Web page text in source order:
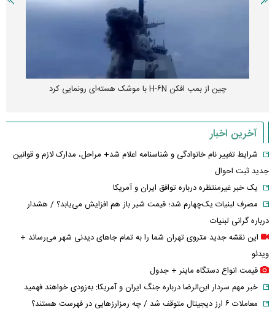
چین از بمب افکن H-۶N با موشک هسته‌ای رونمایی کرد
آخرین اخبار
شرایط تغییر نام خانوادگی و شناسنامه اعلام شد+ مراحل، مدارک لازم و قوانین
جدید ثبت احوال
یک خبر غیرمنتظره درباره توافق ایران و آمریکا
مصرف لبنیات یک‌چهارم شد؛ قیمت شیر باز هم افزایش می‌یابد؟ / هشدار
درباره گرانی لبنیات
این نقشه جدید متروی تهران شما را به تمام جاهای دیدنی شهر می‌رساند +
ویدئو
قیمت انواع دستگاه ماینر + جدول
خبر مهم سردار ابن‌الرضا درباره جنگ ایران و آمریکا: به‌زودی خواهند فهمید
معاملات ۶ ارز دیجیتال متوقف شد / چه رمزارزهایی در فهرست هستند؟